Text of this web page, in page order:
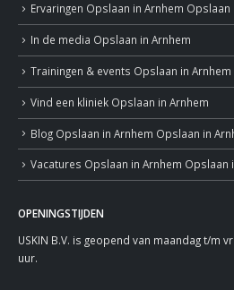
Ervaringen Opslaan in Arnhem Opslaan
In de media Opslaan in Arnhem
Trainingen & events Opslaan in Arnhem
Vind een kliniek Opslaan in Arnhem
Blog Opslaan in Arnhem Opslaan in
Vacatures Opslaan in Arnhem Opslaan
OPENINGSTIJDEN
USKIN B.V. is geopend van maandag t/m
uur.